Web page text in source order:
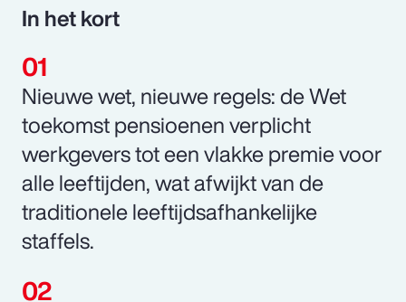
In het kort
Nieuwe wet, nieuwe regels: de Wet
toekomst pensioenen verplicht
werkgevers tot een vlakke premie voor
alle leeftijden, wat afwijkt van de
traditionele leeftijdsafhankelijke
staffels.